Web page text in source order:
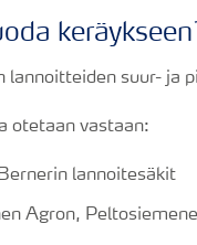
lannoitteiden suur- ja
otetaan vastaan:
lannoitesäkit
Agron,